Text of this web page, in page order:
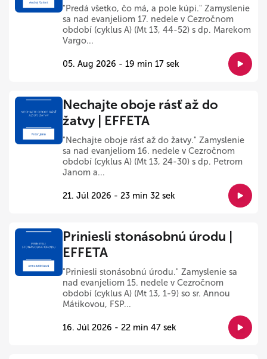
"Predá všetko, čo má, a pole kúpi." Zamyslenie
sa nad evanjeliom 17. nedele v Cezročnom
období (cyklus A) (Mt 13, 44-52) s dp. Marekom
Vargo...
05. Aug 2026 - 19 min 17 sek
Nechajte oboje rásť až do
žatvy | EFFETA
"Nechajte oboje rásť až do žatvy." Zamyslenie
sa nad evanjeliom 16. nedele v Cezročnom
období (cyklus A) (Mt 13, 24-30) s dp. Petrom
Janom a...
21. Júl 2026 - 23 min 32 sek
Priniesli stonásobnú úrodu |
EFFETA
"Priniesli stonásobnú úrodu." Zamyslenie sa
nad evanjeliom 15. nedele v Cezročnom
období (cyklus A) (Mt 13, 1-9) so sr. Annou
Mátikovou, FSP...
16. Júl 2026 - 22 min 47 sek